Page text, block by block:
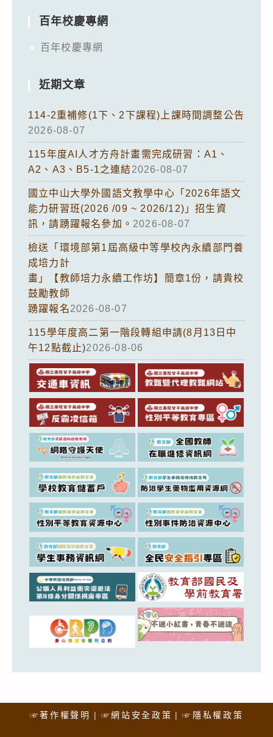
百年校慶專網
百年校慶專網
近期文章
114-2重補修(1下、2下課程)上課時間調整公告
2026-08-07
115年度AI人才方舟計畫需完成研習：A1、
A2、A3、B5-1之連結2026-08-07
國立中山大學外國語文教學中心「2026年語文
能力研習班(2026 /09 ~ 2026/12)」招生資
訊，請踴躍報名參加。 2026-08-07
檢送「環境部第1屆高級中等學校內永續部門養
成培力計
畫」【教師培力永續工作坊】簡章1份，請貴校
鼓勵教師
踴躍報名2026-08-07
115學年度高二第一階段轉組申請(8月13日中
午12點截止)2026-08-06
☞著作權聲明 ☞網站安全政策 ☞隱私權政策